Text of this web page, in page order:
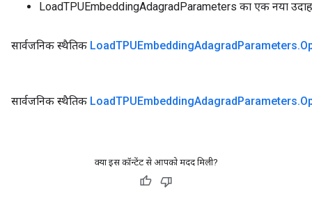
LoadTPUEmbeddingAdagradParameters का एक नया
सार्वजनिक स्थैतिक LoadTPUEmbeddingAdagradParameters.
सार्वजनिक स्थैतिक LoadTPUEmbeddingAdagradParameters.
क्या इस कॉन्टेंट से आपको मदद मिली?